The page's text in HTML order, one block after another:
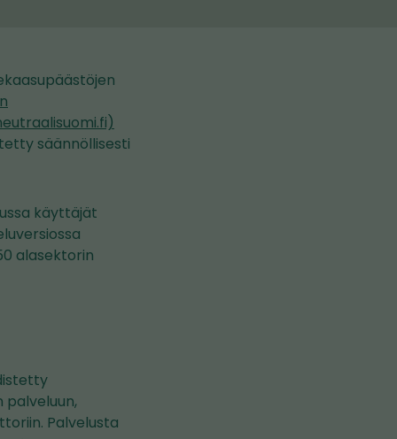
toiseen
säännöllisesti
käyttäjät
alasektorin
palveluun,
Palvelusta